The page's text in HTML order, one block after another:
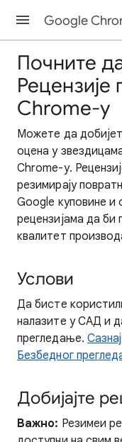
Google
Почните
Рецензије
Chrome-у
Можете да
оцена у
Chrome-у.
резимирају
Google куповине и
рецензијама да би
квалитет
Услови
Да бисте
налазите у САД и
прегледање.
Безбедног
Добијајте
Важно: Резимеи